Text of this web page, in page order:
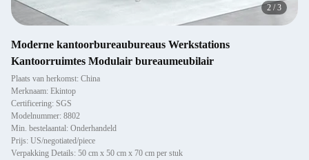
2 /3
Moderne kantoorbureaubureaus Werkstations
Kantoorruimtes Modulair bureaumeubilair
Plaats van herkomst: China
Merknaam: Ekintop
Certificering: SGS
Modelnummer: 8802
Min. bestelaantal: Onderhandeld
Prijs: US/negotiated/piece
Verpakking Details: 50 cm x 50 cm x 70 cm per stuk